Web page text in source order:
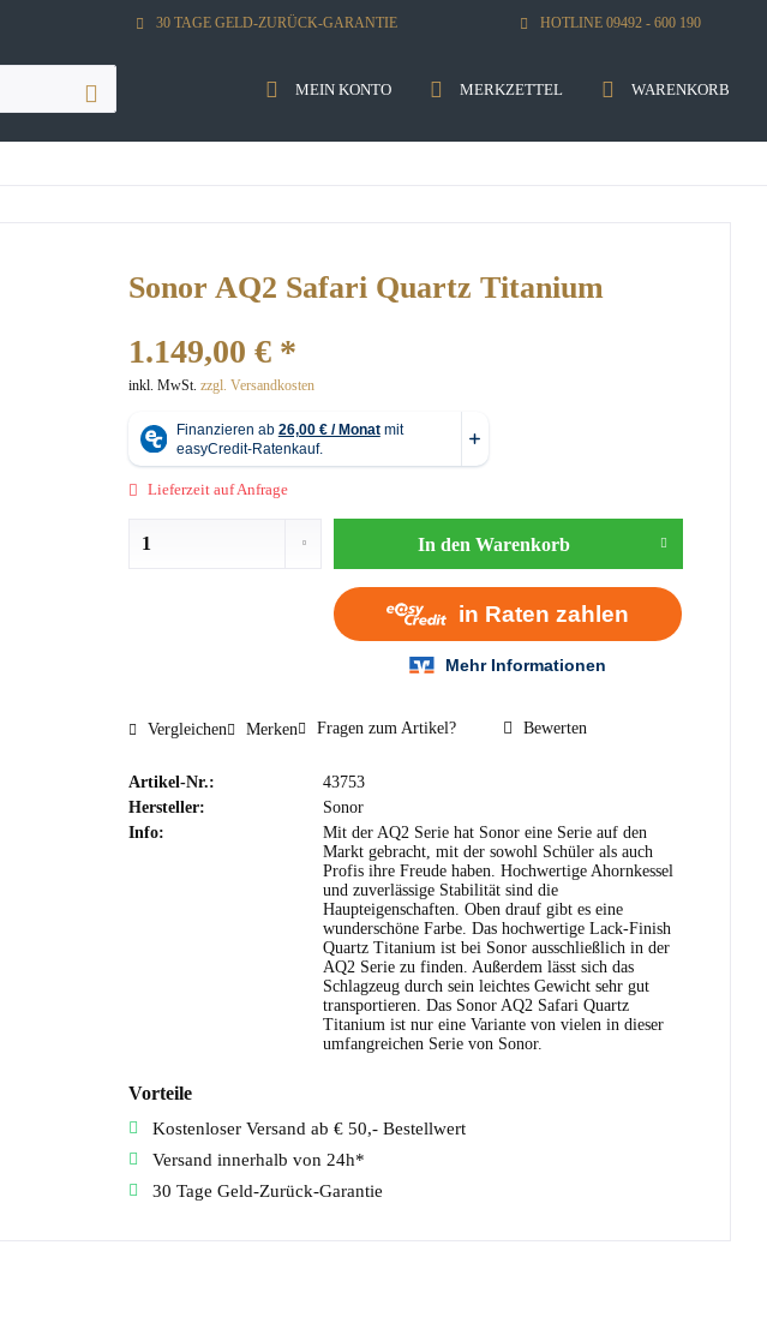
30 TAGE GELD-ZURÜCK-GARANTIE HOTLINE 09492 - 600 190
WARENKORB
MERKZETTEL
MEIN KONTO
Sonor AQ2 Safari Quartz Titanium
1.149,00 € *
inkl. MwSt. zzgl. Versandkosten
Lieferzeit auf Anfrage
In den Warenkorb
Vergleichen Merken Fragen zum Artikel? Bewerten
Artikel-Nr.:
43753
Hersteller:
Sonor
Info:
Mit der AQ2 Serie hat Sonor eine Serie auf den
Markt gebracht, mit der sowohl Schüler als auch
Profis ihre Freude haben. Hochwertige Ahornkessel
und zuverlässige Stabilität sind die
Haupteigenschaften. Oben drauf gibt es eine
wunderschöne Farbe. Das hochwertige Lack-Finish
Quartz Titanium ist bei Sonor ausschließlich in der
AQ2 Serie zu finden. Außerdem lässt sich das
Schlagzeug durch sein leichtes Gewicht sehr gut
transportieren. Das Sonor AQ2 Safari Quartz
Titanium ist nur eine Variante von vielen in dieser
umfangreichen Serie von Sonor.
Vorteile
Kostenloser Versand ab € 50,- Bestellwert
Versand innerhalb von 24h*
30 Tage Geld-Zurück-Garantie